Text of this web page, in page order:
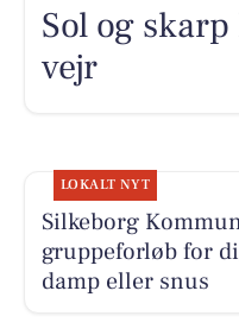
Sol og
vejr
LOKALT NYT
Silkeborg
gruppeforløb for
damp eller snus